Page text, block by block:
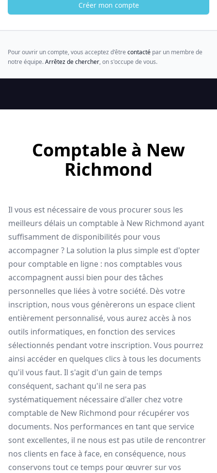
Créer mon compte
Pour ouvrir un compte, vous acceptez d'être contacté par un membre de
notre équipe.Arrêtez de chercher, on s'occupe de vous.
Comptable à New
Richmond
Il vous est nécessaire de vous procurer sous les
meilleurs délais un comptable à New Richmond ayant
suffisamment de disponibilités pour vous
accompagner ? La solution la plus simple est d'opter
pour comptable en ligne : nos comptables vous
accompagnent aussi bien pour des tâches
personnelles que liées à votre société. Dès votre
inscription, nous vous génèrerons un espace client
entièrement personnalisé, vous aurez accès à nos
outils informatiques, en fonction des services
sélectionnés pendant votre inscription. Vous pourrez
ainsi accéder en quelques clics à tous les documents
qu'il vous faut. Il s'agit d'un gain de temps
conséquent, sachant qu'il ne sera pas
systématiquement nécessaire d'aller chez votre
comptable de New Richmond pour récupérer vos
documents. Nos performances en tant que service
sont excellentes, il ne nous est pas utile de rencontrer
nos clients en face à face, en conséquence, nous
conservons tout ce temps pour œuvrer sur vos